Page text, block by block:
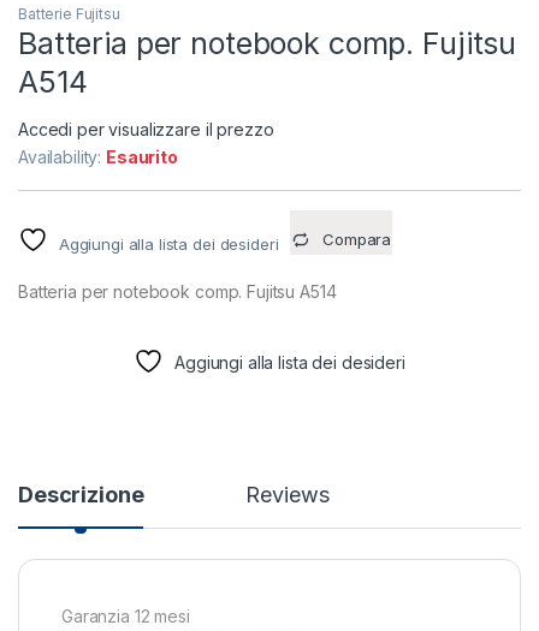
Batterie Fujitsu
Batteria per notebook comp. Fujitsu
A514
Accedi per visualizzare il prezzo
Availability: Esaurito
Aggiungi alla lista dei desideri Compara
Batteria per notebook comp. Fujitsu A514
Aggiungi alla lista dei desideri
Descrizione Reviews
Garanzia 12 mesi